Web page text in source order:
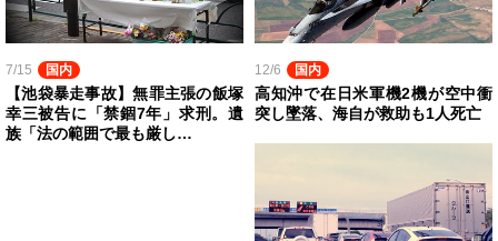
7/15 国内
【池袋暴走事故】無罪主張の飯塚
幸三被告に「禁錮7年」求刑。遺
族「法の範囲で最も厳し…
12/6 国内
高知沖で在日米軍機2機が空中衝
突し墜落、海自が救助も1人死亡